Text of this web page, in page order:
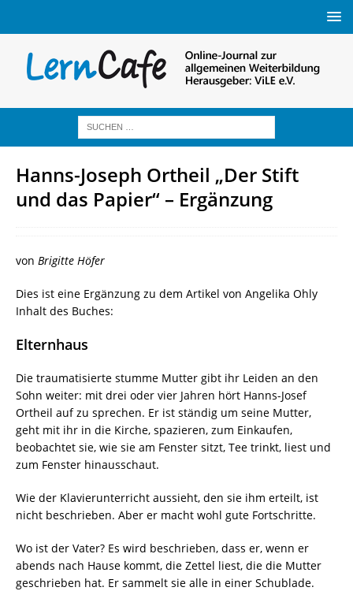
Hanns-Joseph Ortheil „Der Stift
und das Papier“ – Ergänzung
von Brigitte Höfer
Dies ist eine Ergänzung zu dem Artikel von Angelika Ohly
Inhalt des Buches:
Elternhaus
Die traumatisierte stumme Mutter gibt ihr Leiden an den
Sohn weiter: mit drei oder vier Jahren hört Hanns-Josef
Ortheil auf zu sprechen. Er ist ständig um seine Mutter,
geht mit ihr in die Kirche, spazieren, zum Einkaufen,
beobachtet sie, wie sie am Fenster sitzt, Tee trinkt, liest und
zum Fenster hinausschaut.
Wie der Klavierunterricht aussieht, den sie ihm erteilt, ist
nicht beschrieben. Aber er macht wohl gute Fortschritte.
Wo ist der Vater? Es wird beschrieben, dass er, wenn er
abends nach Hause kommt, die Zettel liest, die die Mutter
geschrieben hat. Er sammelt sie alle in einer Schublade.